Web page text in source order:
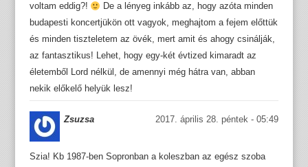
voltam eddig?!
De a lényeg inkább az, hogy azóta minden
budapesti koncertjükön ott vagyok, meghajtom a fejem előttük
és minden tiszteletem az övék, mert amit és ahogy csinálják,
az fantasztikus! Lehet, hogy egy-két évtized kimaradt az
életemből Lord nélkül, de amennyi még hátra van, abban
nekik előkelő helyük lesz!
Zsuzsa 2017. április 28. péntek - 05:49
Szia! Kb 1987-ben Sopronban a koleszban az egész szoba